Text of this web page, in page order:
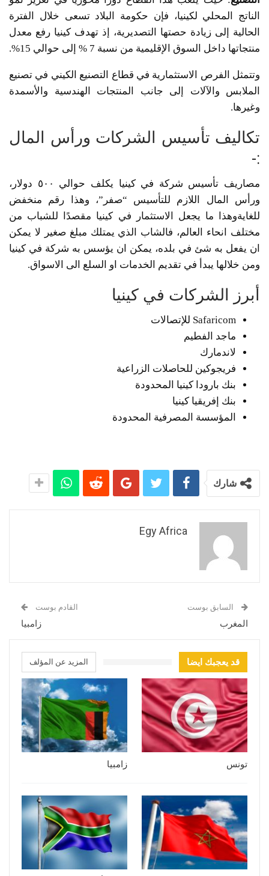
الناتج المحلي لكينيا، فإن حكومة البلاد تسعى خلال الفترة
الحالية إلى زيادة حصتها التصديرية، إذ تهدف كينيا رفع معدل
منتجاتها داخل السوق الإقليمية من نسبة 7 % إلى حوالي 15%.
وتتمثل الفرص الاستثمارية في قطاع التصنيع الكيني في تصنيع
الملابس والآلات إلى جانب المنتجات الهندسية والأسمدة
وغيرها.
تكاليف تأسيس الشركات ورأس المال
:-
مصاريف تأسيس شركة في كينيا يكلف حوالي ٥٠٠ دولار،
ورأس المال اللازم للتأسيس “صفر”، وهذا رقم منخفض
للغايةوهذا ما يجعل الاستثمار في كينيا مقصدًا للشباب من
مختلف انحاء العالم، فالشاب الذي يمتلك مبلغ صغير لا يمكن
ان يفعل به شئ في بلده، يمكن ان يؤسس به شركة في كينيا
ومن خلالها يبدأ في تقديم الخدمات او السلع الى الاسواق.
أبرز الشركات في كينيا
Safaricom للإتصالات
ماجد الفطيم
لاندمارك
فريجوكين للحاصلات الزراعية
بنك بارودا كينيا المحدودة
بنك إفريقيا كينيا
المؤسسة المصرفية المحدودة
شارك
Egy Africa
السابق بوست
المغرب
القادم بوست
زامبيا
قد يعجبك ايضا المزيد عن المؤلف
تونس زامبيا